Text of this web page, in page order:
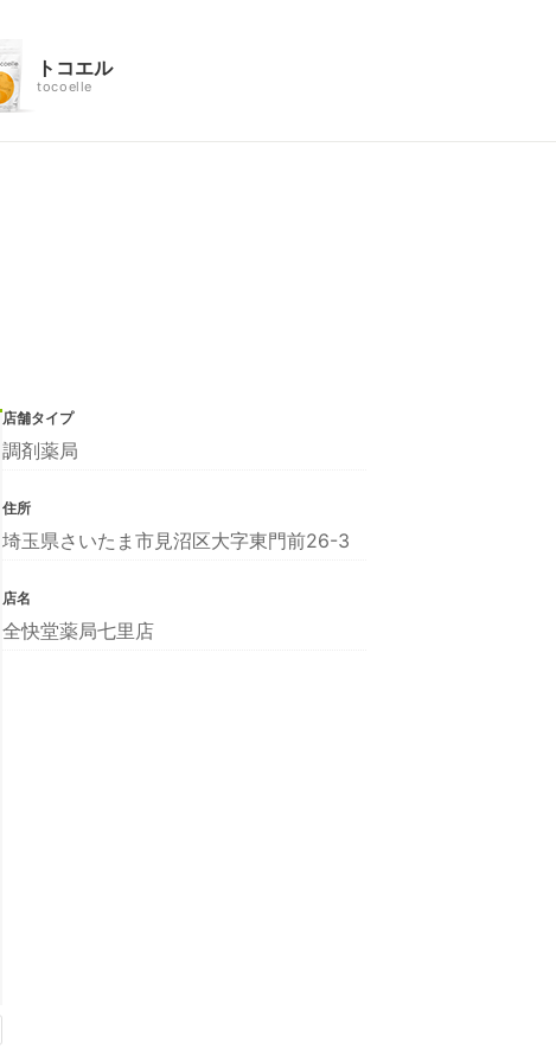
トコエル
tocoelle
店舗タイプ
調剤薬局
住所
埼玉県さいたま市見沼区大字東門前26-3
店名
全快堂薬局七里店